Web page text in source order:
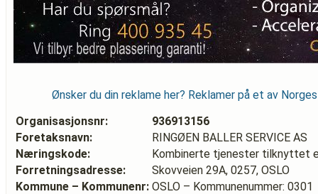
Ønsker du din reklame her? Reklamer på et av
Organisasjonsnr:
936913156
Foretaksnavn:
RINGØEN BALLER SERVICE AS
Næringskode:
Kombinerte tjenester tilknyttet
Forretningsadresse:
Skovveien 29A, 0257, OSLO
Kommune – Kommunenr: OSLO – Kommunenummer: 0301